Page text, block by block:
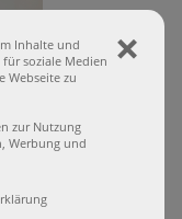
betreut Klienten
ı
Inhalte und
soziale Medien
Webseite zu
zur Nutzung
Werbung und